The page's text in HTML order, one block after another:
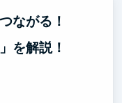
ながる！
を解説！